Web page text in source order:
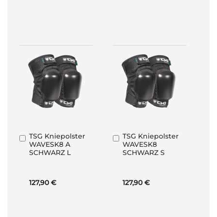
TSG Kniepolster
WAVESK8 A
SCHWARZ L
127,90 €
In
den
Warenkorb
TSG Kniepolster
WAVESK8
SCHWARZ S
127,90 €
In
den
Warenkorb